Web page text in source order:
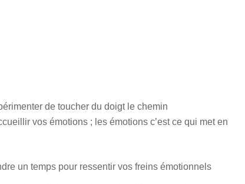
de toucher du doigt le chemin
vos émotions ; les émotions c’est ce qui met en
un temps pour ressentir vos freins émotionnels